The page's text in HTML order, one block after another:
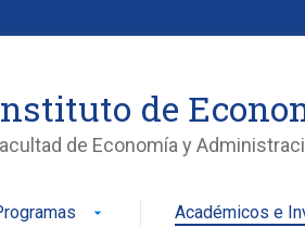
de
de Economía y
arrow_drop_down Académicos e